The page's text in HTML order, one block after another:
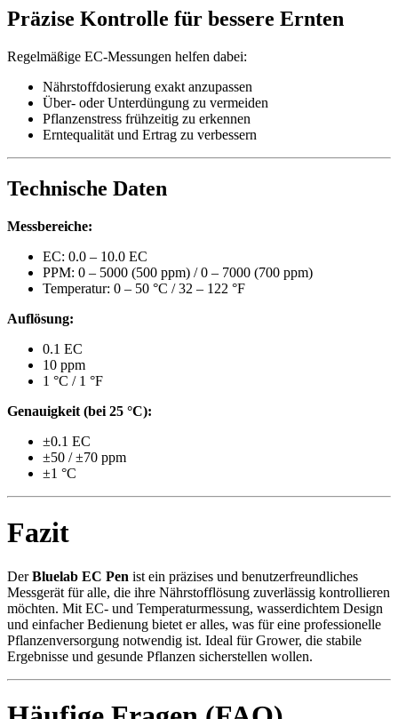
Präzise Kontrolle für bessere Ernten
Regelmäßige EC-Messungen helfen dabei:
Nährstoffdosierung exakt anzupassen
Über- oder Unterdüngung zu vermeiden
Pflanzenstress frühzeitig zu erkennen
Erntequalität und Ertrag zu verbessern
Technische Daten
Messbereiche:
EC: 0.0 – 10.0 EC
PPM: 0 – 5000 (500 ppm) / 0 – 7000 (700 ppm)
Temperatur: 0 – 50 °C / 32 – 122 °F
Auflösung:
0.1 EC
10 ppm
1 °C / 1 °F
Genauigkeit (bei 25 °C):
±0.1 EC
±50 / ±70 ppm
±1 °C
Fazit
DerBluelab EC Pen ist ein präzises und benutzerfreundliches
Messgerät für alle, die ihre Nährstofflösung zuverlässig kontrollieren
möchten. Mit EC- und Temperaturmessung, wasserdichtem Design
und einfacher Bedienung bietet er alles, was für eine professionelle
Pflanzenversorgung notwendig ist. Ideal für Grower, die stabile
Ergebnisse und gesunde Pflanzen sicherstellen wollen.